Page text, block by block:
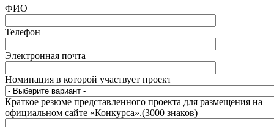
ФИО
Телефон
Электронная почта
Номинация в которой участвует проект
Краткое резюме представленного проекта для размещения на
официальном сайте «Конкурса».(3000 знаков)